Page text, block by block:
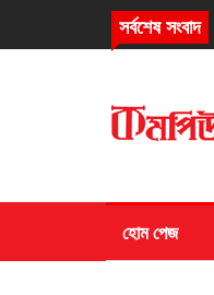
সর্বশেষ সংবাদ
হোম পেজ